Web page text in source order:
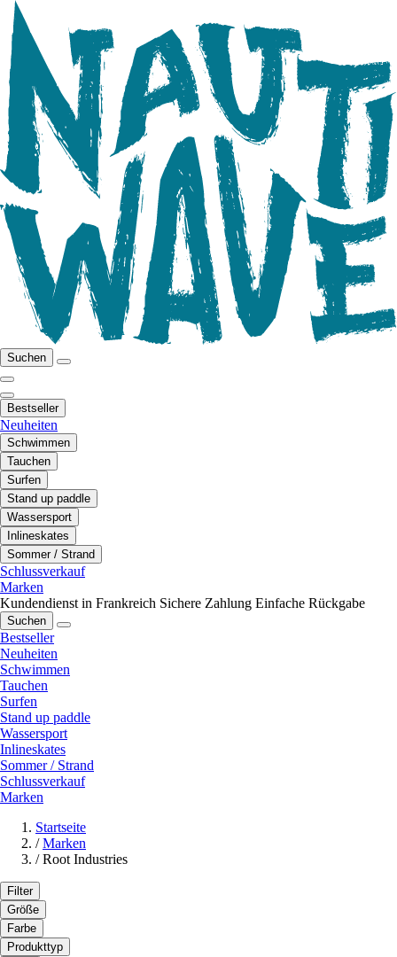
Suchen
Bestseller
Neuheiten
Schwimmen
Tauchen
Surfen
Stand up paddle
Wassersport
Inlineskates
Sommer / Strand
Schlussverkauf
Marken
Kundendienst in Frankreich Sichere Zahlung Einfache Rückgabe
Suchen
Bestseller
Neuheiten
Schwimmen
Tauchen
Surfen
Stand up paddle
Wassersport
Inlineskates
Sommer / Strand
Schlussverkauf
Marken
Startseite
/ Marken
/ Root Industries
Filter
Größe
Farbe
Produkttyp